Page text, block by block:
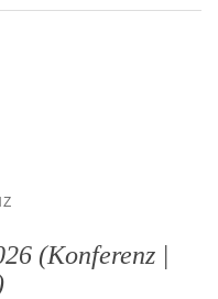
(Konferenz |